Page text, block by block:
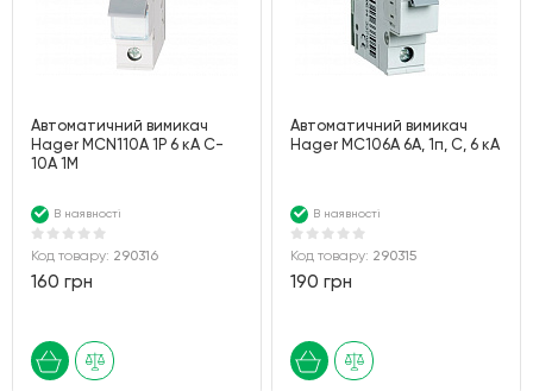
Автоматичний вимикач
Hager MCN110A 1P 6 кА C-
10A 1M
В наявності
Код товару: 290316
160 грн
Автоматичний вимикач
Hager MC106A 6А, 1п, С, 6 кА
В наявності
Код товару: 290315
190 грн